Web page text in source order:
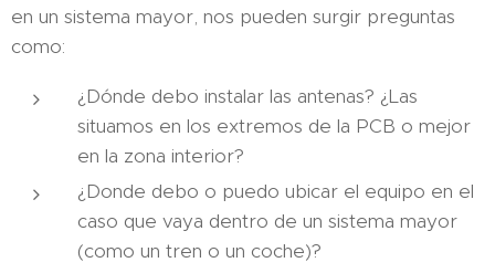
en un sistema mayor, nos pueden surgir preguntas
como:
¿Dónde debo instalar las antenas? ¿Las
situamos en los extremos de la PCB o mejor
en la zona interior?
¿Donde debo o puedo ubicar el equipo en el
caso que vaya dentro de un sistema mayor
(como un tren o un coche)?